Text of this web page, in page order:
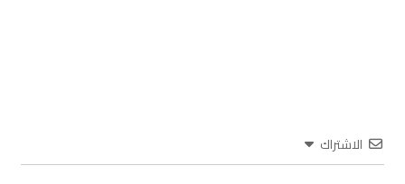
الاشتراك